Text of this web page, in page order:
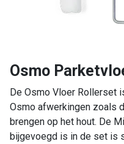
Osmo
De Osmo Vloer Rollerset
Osmo afwerkingen zoals
brengen op het hout. De
bijgevoegd is in de set is